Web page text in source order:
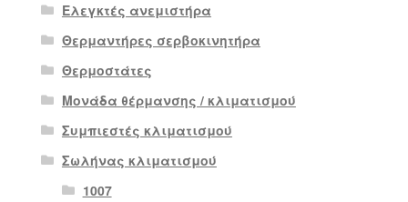
Ελεγκτές ανεμιστήρα
Θερμαντήρες σερβοκινητήρα
Θερμοστάτες
Μονάδα θέρμανσης / κλιματισμού
Συμπιεστές κλιματισμού
Σωλήνας κλιματισμού
1007